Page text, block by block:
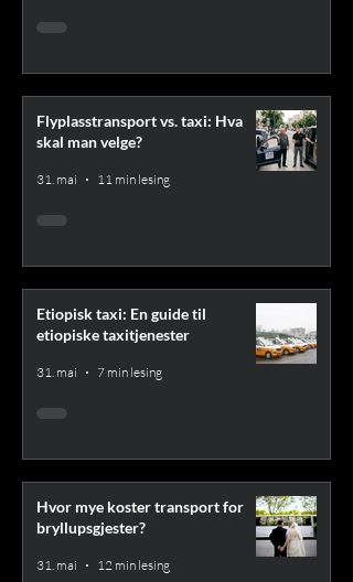
Flyplasstransport vs. taxi: Hva
skal man velge?
31. mai 11 min lesing
Etiopisk taxi: En guide til
etiopiske taxitjenester
31. mai 7 min lesing
Hvor mye koster transport for
bryllupsgjester?
31. mai 12 min lesing